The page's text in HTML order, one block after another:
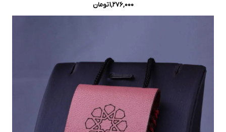
1,276,000تومان